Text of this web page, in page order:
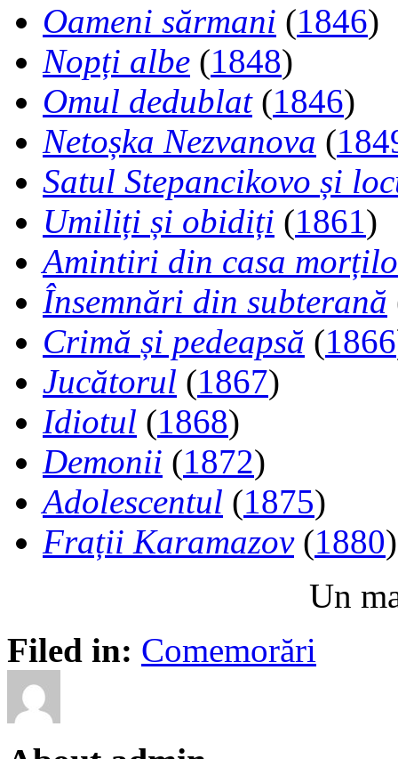
Oameni sărmani (1846)
Nopți albe (1848)
Omul dedublat(1846)
Netoșka Nezvanova (
Satul Stepancikovo și
Umiliți și obidiți (1861)
Amintiri din casa
Însemnări din subterană
Crimă și pedeapsă (1866
Jucătorul (1867)
Idiotul (1868)
Demonii (1872)
Adolescentul (1875)
Frații Karamazov(1880)
Un
Filed in: Comemorări